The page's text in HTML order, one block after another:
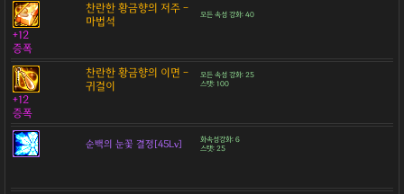
찬란한 황금향의 저주 -
마법석
모든 속성 강화: 40
+12
증폭
찬란한 황금향의 이면 -
귀걸이
모든 속성 강화: 25
스탯: 100
+12
증폭
순백의 눈꽃 결정[45Lv]
화속성강화: 6
스탯: 25